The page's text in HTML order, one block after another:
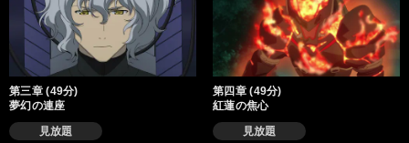
第三章 (49分)
夢幻の連座
見放題
第四章 (49分)
紅蓮の焦心
見放題